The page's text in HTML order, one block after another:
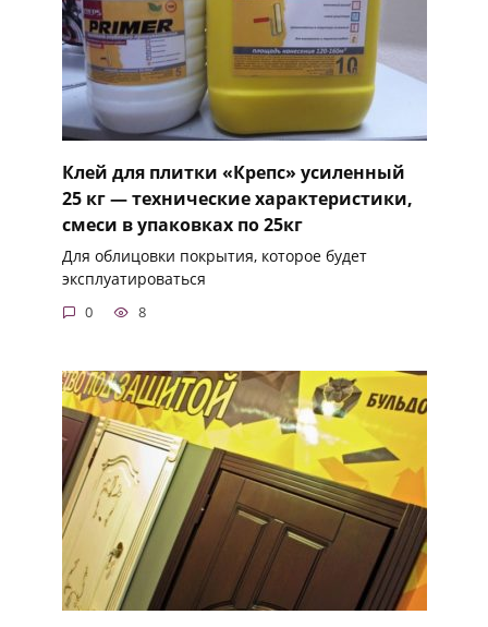
Клей для плитки «Крепс» усиленный
25 кг — технические характеристики,
смеси в упаковках по 25кг
Для облицовки покрытия, которое будет
эксплуатироваться
0 8